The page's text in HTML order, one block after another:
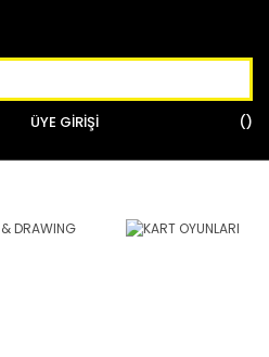
ÜYE GİRİŞİ